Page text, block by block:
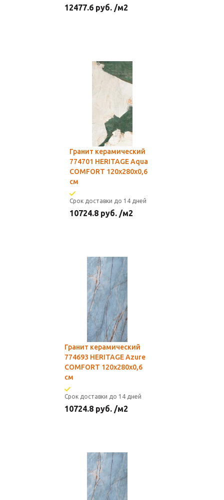
12477.6 руб. /м2
Гранит керамический
774701 HERITAGE Aqua
COMFORT 120x280x0,6
см
Срок доставки до 14 дней
10724.8 руб. /м2
Гранит керамический
774693 HERITAGE Azure
COMFORT 120x280x0,6
см
Срок доставки до 14 дней
10724.8 руб. /м2